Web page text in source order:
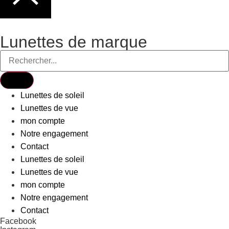
Lunettes de marque
Lunettes de soleil
Lunettes de vue
mon compte
Notre engagement
Contact
Lunettes de soleil
Lunettes de vue
mon compte
Notre engagement
Contact
Facebook